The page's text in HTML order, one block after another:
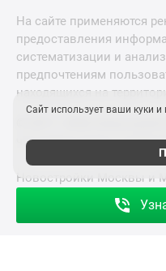
На сайте применяются
предоставления
систематизации и
предпочтениям
находящихся на
что нужно знать о
Новостройки Москвы и
Сайт использует ваши куки